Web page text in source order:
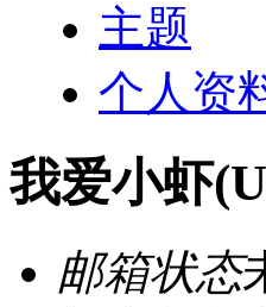
主题
个人资
我爱小虾
邮箱状态